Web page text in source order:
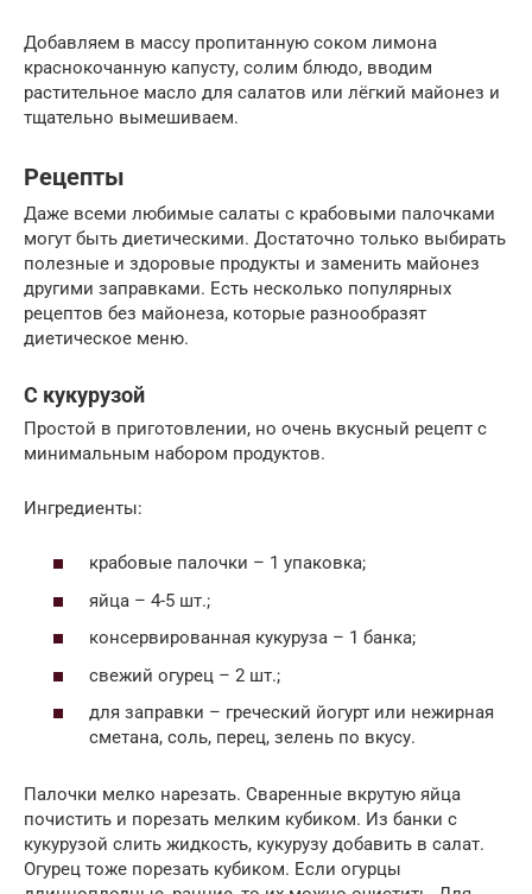
Добавляем в массу пропитанную соком лимона
краснокочанную капусту, солим блюдо, вводим
растительное масло для салатов или лёгкий майонез и
тщательно вымешиваем.
Рецепты
Даже всеми любимые салаты с крабовыми палочками
могут быть диетическими. Достаточно только выбирать
полезные и здоровые продукты и заменить майонез
другими заправками. Есть несколько популярных
рецептов без майонеза, которые разнообразят
диетическое меню.
С кукурузой
Простой в приготовлении, но очень вкусный рецепт с
минимальным набором продуктов.
Ингредиенты:
крабовые палочки – 1 упаковка;
яйца – 4-5 шт.;
консервированная кукуруза – 1 банка;
свежий огурец – 2 шт.;
для заправки – греческий йогурт или нежирная
сметана, соль, перец, зелень по вкусу.
Палочки мелко нарезать. Сваренные вкрутую яйца
почистить и порезать мелким кубиком. Из банки с
кукурузой слить жидкость, кукурузу добавить в салат.
Огурец тоже порезать кубиком. Если огурцы